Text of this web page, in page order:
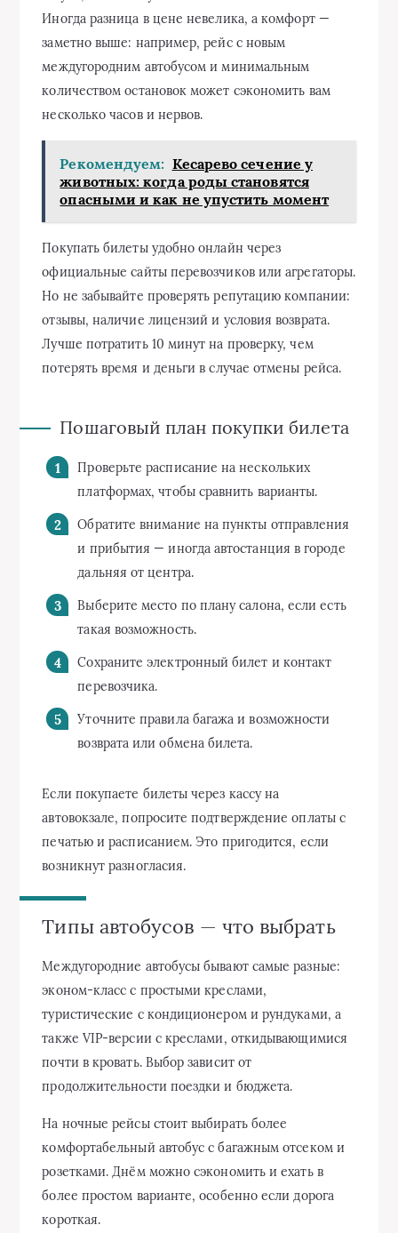
Иногда разница в цене невелика, а комфорт —
заметно выше: например, рейс с новым
междугородним автобусом и минимальным
количеством остановок может сэкономить вам
несколько часов и нервов.
Рекомендуем: Кесарево сечение у
животных: когда роды становятся
опасными и как не упустить момент
Покупать билеты удобно онлайн через
официальные сайты перевозчиков или агрегаторы.
Но не забывайте проверять репутацию компании:
отзывы, наличие лицензий и условия возврата.
Лучше потратить 10 минут на проверку, чем
потерять время и деньги в случае отмены рейса.
Пошаговый план покупки билета
Проверьте расписание на нескольких
платформах, чтобы сравнить варианты.
Обратите внимание на пункты отправления
и прибытия — иногда автостанция в городе
дальняя от центра.
Выберите место по плану салона, если есть
такая возможность.
Сохраните электронный билет и контакт
перевозчика.
Уточните правила багажа и возможности
возврата или обмена билета.
Если покупаете билеты через кассу на
автовокзале, попросите подтверждение оплаты с
печатью и расписанием. Это пригодится, если
возникнут разногласия.
Типы автобусов — что выбрать
Междугородние автобусы бывают самые разные:
эконом-класс с простыми креслами,
туристические с кондиционером и рундуками, а
также VIP-версии с креслами, откидывающимися
почти в кровать. Выбор зависит от
продолжительности поездки и бюджета.
На ночные рейсы стоит выбирать более
комфортабельный автобус с багажным отсеком и
розетками. Днём можно сэкономить и ехать в
более простом варианте, особенно если дорога
короткая.